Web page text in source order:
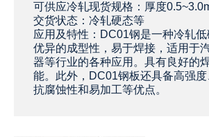
可供应冷轧现货规格：厚度
交货状态：冷轧硬态等
应用及特性：‌DC01钢是一种冷轧
优异的成型性，易于焊接，适用于
器等行业的各种应用。具有良好的
能。此外，DC01钢板还具备高强度
抗腐蚀性和易加工等优点。